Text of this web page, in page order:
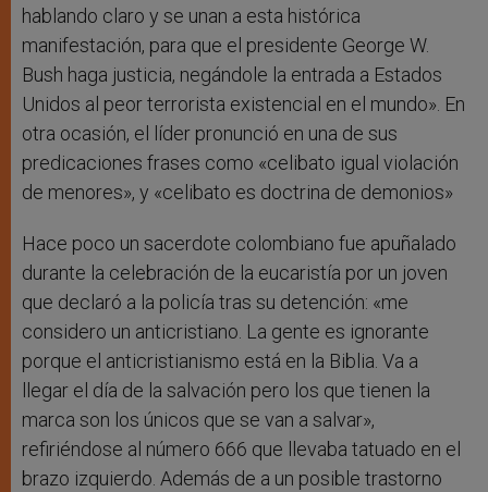
hablando claro y se unan a esta histórica
manifestación, para que el presidente George W.
Bush haga justicia, negándole la entrada a Estados
Unidos al peor terrorista existencial en el mundo». En
otra ocasión, el líder pronunció en una de sus
predicaciones frases como «celibato igual violación
de menores», y «celibato es doctrina de demonios»
Hace poco un sacerdote colombiano fue apuñalado
durante la celebración de la eucaristía por un joven
que declaró a la policía tras su detención: «me
considero un anticristiano. La gente es ignorante
porque el anticristianismo está en la Biblia. Va a
llegar el día de la salvación pero los que tienen la
marca son los únicos que se van a salvar»,
refiriéndose al número 666 que llevaba tatuado en el
brazo izquierdo. Además de a un posible trastorno